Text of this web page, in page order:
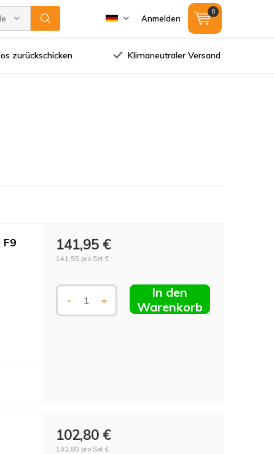
Marken Anmelden
0
zurückschicken Klimaneutraler Versand
F9
141,95 €
141,95 pro Set €
- +
In den
Warenkorb
102,80 €
102,80 pro Set €